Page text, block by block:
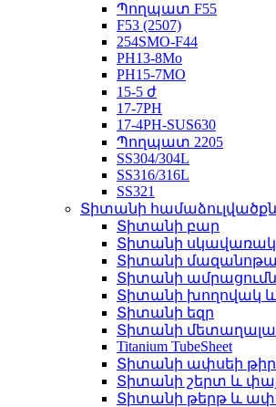
Պողպատ F55
F53 (2507)
254SMO-F44
PH13-8Mo
PH15-7MO
15-5 ժ
17-7PH
17-4PH-SUS630
Պողպատ 2205
SS304/304L
SS316/316L
SS321
Տիտանի
Տիտանի բար
Տիտանի սկավառակ
Տիտանի
Տիտանի
Տիտանի խողովակ
Տիտանի եզր
Տիտանի
Titanium TubeSheet
Տիտանի ափսեի
Տիտանի շերտ և
Տիտանի թերթ և